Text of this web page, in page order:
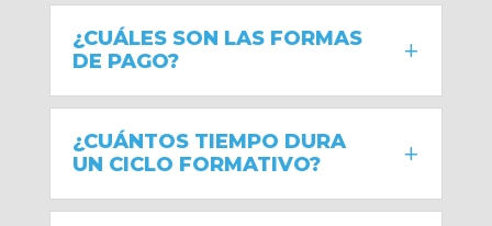
¿CUÁLES SON LAS FORMAS
DE PAGO?
¿CUÁNTOS TIEMPO DURA
UN CICLO FORMATIVO?